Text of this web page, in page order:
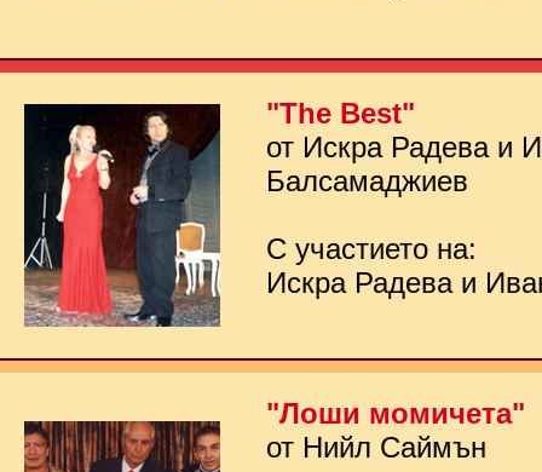
"The Best"
от Искра Радева и
Балсамаджиев
С участието на:
Искра Радева и
"Лоши момичета"
от Нийл Саймън